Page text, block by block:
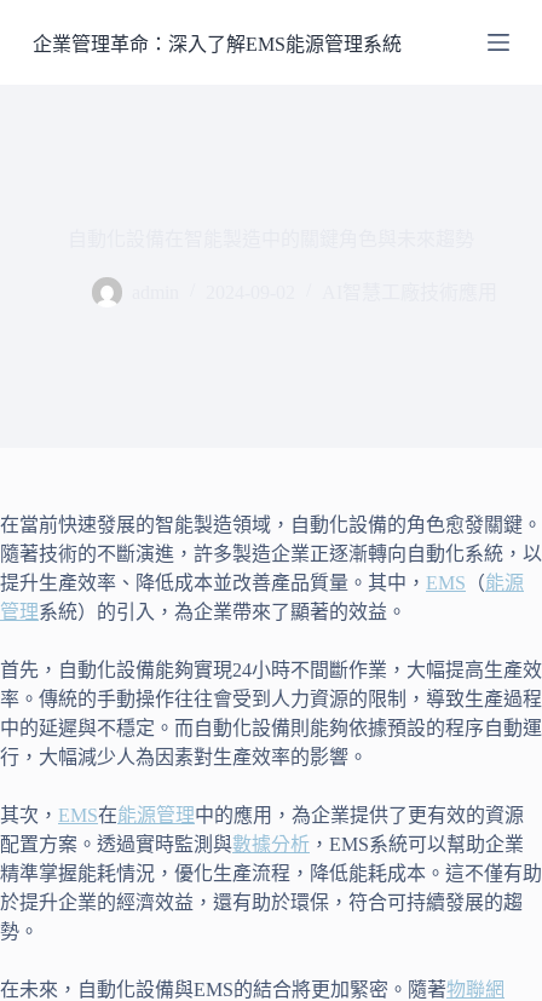
至
企業管理革命：深入了解EMS能源管理系統
在當前快速發展的智能製造領域，自動化設備的角色愈發關鍵。
隨著技術的不斷演進，許多製造企業正逐漸轉向自動化系統，以
提升生產效率、降低成本並改善產品質量。其中， EMS （能源
管理系統）的引入，為企業帶來了顯著的效益。
首先，自動化設備能夠實現24小時不間斷作業，大幅提高生產效
率。傳統的手動操作往往會受到人力資源的限制，導致生產過程
中的延遲與不穩定。而自動化設備則能夠依據預設的程序自動運
行，大幅減少人為因素對生產效率的影響。
其次， EMS在能源管理中的應用，為企業提供了更有效的資源
配置方案。透過實時監測與數據分析 ，EMS系統可以幫助企業
精準掌握能耗情況，優化生產流程，降低能耗成本。這不僅有助
於提升企業的經濟效益，還有助於環保，符合可持續發展的趨
勢。
在未來，自動化設備與EMS的結合將更加緊密。隨著物聯網